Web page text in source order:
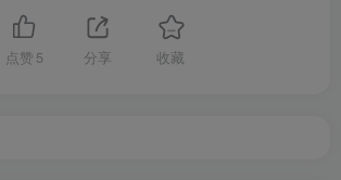
点赞 5 分享 收藏